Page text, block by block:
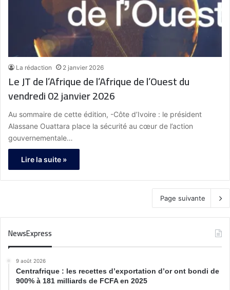
La rédaction 2 janvier 2026
Le JT de l’Afrique de l’Afrique de l’Ouest du
vendredi 02 janvier 2026
Au sommaire de cette édition, -Côte d’Ivoire : le président
Alassane Ouattara place la sécurité au cœur de l’action
gouvernementale…
Lire la suite »
Page suivante
NewsExpress
9 août 2026
Centrafrique : les recettes d’exportation d’or ont bondi de
900% à 181 milliards de FCFA en 2025